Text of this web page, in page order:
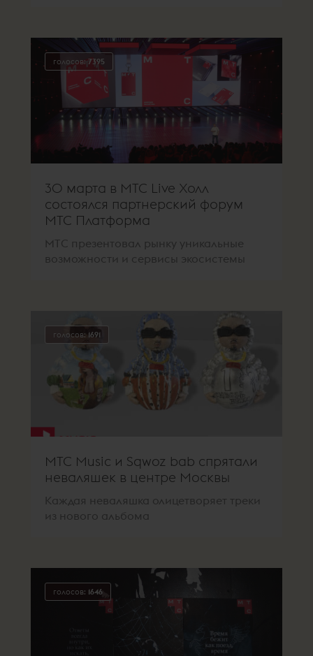
голосов: 7395
30 марта в МТС Live Холл
состоялся партнерский форум
МТС Платформа
МТС презентовал рынку уникальные
возможности и сервисы экосистемы
голосов: 1691
МТС Music и Sqwoz bab спрятали
неваляшек в центре Москвы
Каждая неваляшка олицетворяет треки
из нового альбома
голосов: 1646